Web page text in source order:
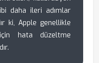
daha ileri adımlar
ki, Apple genellikle
hata düzeltme